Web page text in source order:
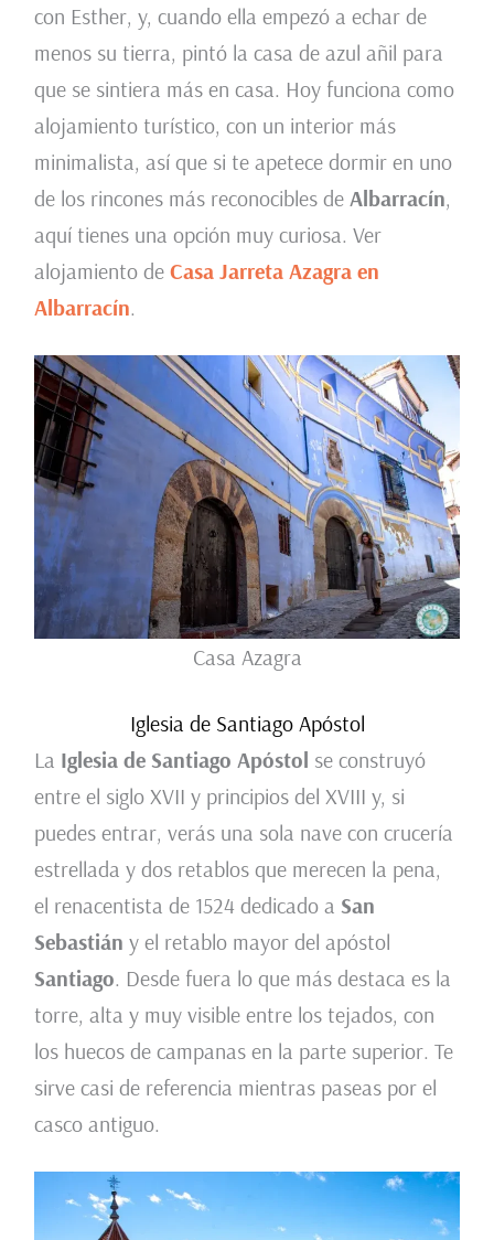
con Esther, y, cuando ella empezó a echar de
menos su tierra, pintó la casa de azul añil para
que se sintiera más en casa. Hoy funciona como
alojamiento turístico, con un interior más
minimalista, así que si te apetece dormir en uno
de los rincones más reconocibles de Albarracín,
aquí tienes una opción muy curiosa. Ver
alojamiento de Casa Jarreta Azagra en
Albarracín.
Casa Azagra
Iglesia de Santiago Apóstol
La Iglesia de Santiago Apóstol se construyó
entre el siglo XVII y principios del XVIII y, si
puedes entrar, verás una sola nave con crucería
estrellada y dos retablos que merecen la pena,
el renacentista de 1524 dedicado a San
Sebastián y el retablo mayor del apóstol
Santiago. Desde fuera lo que más destaca es la
torre, alta y muy visible entre los tejados, con
los huecos de campanas en la parte superior. Te
sirve casi de referencia mientras paseas por el
casco antiguo.